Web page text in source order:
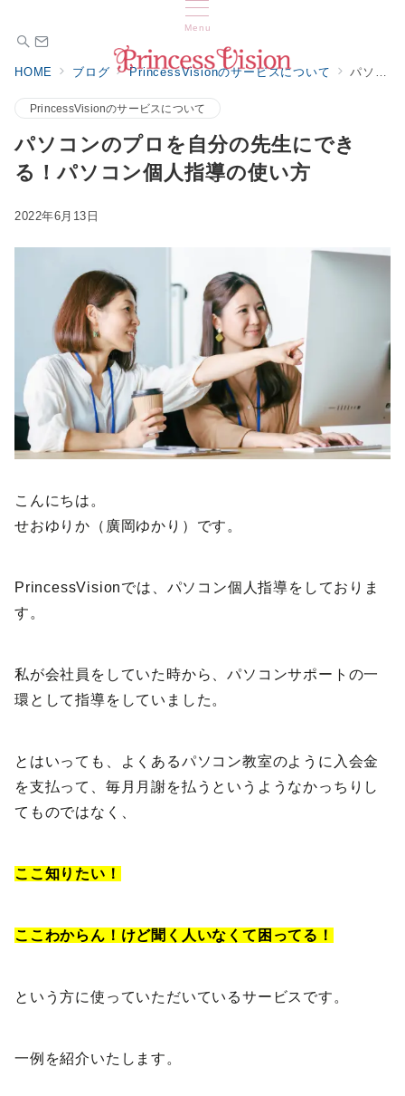
Menu
HOME ブログ PrincessVisionのサービスについて パソコンのプロを自分の先生にできる！パソコン個人指導の使い方
PrincessVisionのサービスについて
パソコンのプロを自分の先生にでき
る！パソコン個人指導の使い方
2022年6月13日
こんにちは。
せおゆりか（廣岡ゆかり）です。
PrincessVisionでは、パソコン個人指導をしておりま
す。
私が会社員をしていた時から、パソコンサポートの一
環として指導をしていました。
とはいっても、よくあるパソコン教室のように入会金
を支払って、毎月月謝を払うというようなかっちりし
てものではなく、
ここ知りたい！
ここわからん！けど聞く人いなくて困ってる！
という方に使っていただいているサービスです。
一例を紹介いたします。